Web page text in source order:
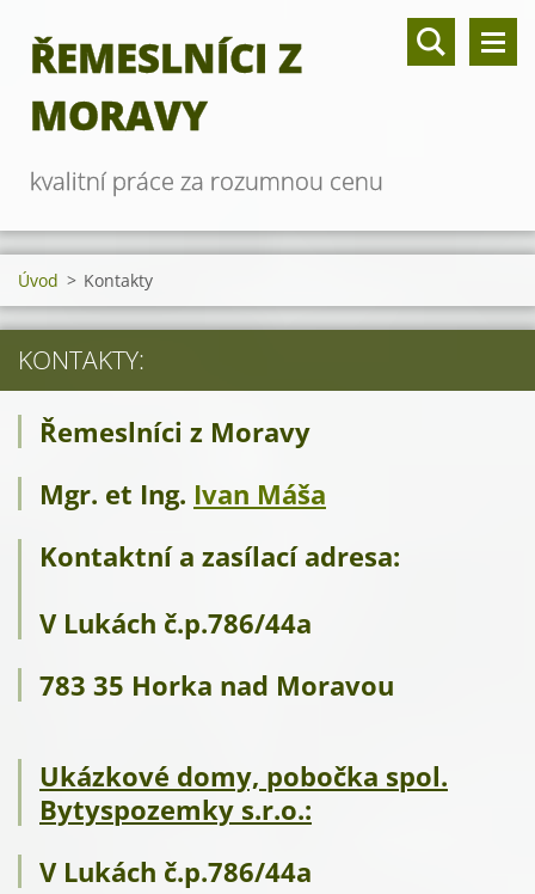
ŘEMESLNÍCI Z
MORAVY
kvalitní práce za rozumnou cenu
Úvod > Kontakty
KONTAKTY:
Řemeslníci z Moravy
Mgr. et Ing. Ivan Máša
Kontaktní a zasílací adresa:
V Lukách č.p.786/44a
783 35 Horka nad Moravou
Ukázkové domy, pobočka spol.
Bytyspozemky s.r.o.:
V Lukách č.p.786/44a